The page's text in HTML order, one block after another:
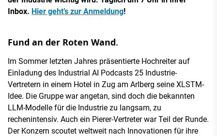
Inbox. Hier geht’s zur Anmeldung!
Fund an der Roten Wand.
Im Sommer letzten Jahres präsentierte Hochreiter auf
Einladung des Industrial AI Podcasts 25 Industrie-
Vertretern in einem Hotel in Zug am Arlberg seine XLSTM-
Idee. Die Gruppe war angetan, sind doch die bekannten
LLM-Modelle für die Industrie zu langsam, zu
rechenintensiv. Auch ein Pierer-Vertreter war Teil der Runde.
Der Konzern scoutet weltweit nach Innovationen für ihre